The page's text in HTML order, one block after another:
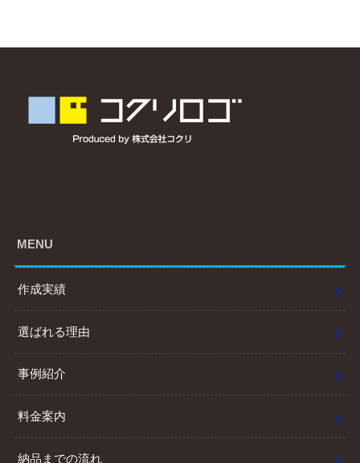
MENU
作成実績
選ばれる理由
事例紹介
料金案内
納品までの流れ